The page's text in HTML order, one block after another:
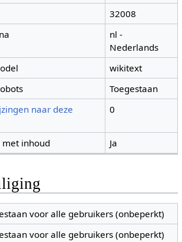
32008
nl -
Nederlands
wikitext
Toegestaan
naar deze
0
met inhoud Ja
voor alle gebruikers (onbeperkt)
voor alle gebruikers (onbeperkt)